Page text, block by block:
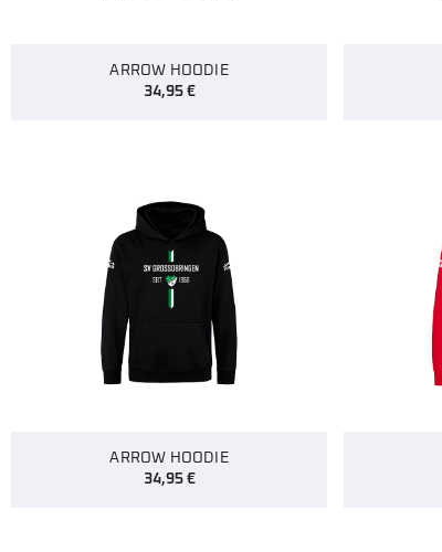
ARROW HOODIE
34,95 €
ARROW HOODIE
34,95 €